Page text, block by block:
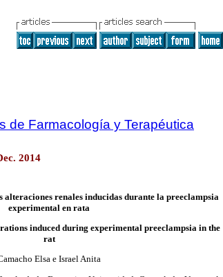
de Farmacología y Terapéutica
2014
alteraciones renales inducidas durante la preeclampsia
experimental en rata
induced during experimental preeclampsia in the
rat
Elsa e Israel Anita